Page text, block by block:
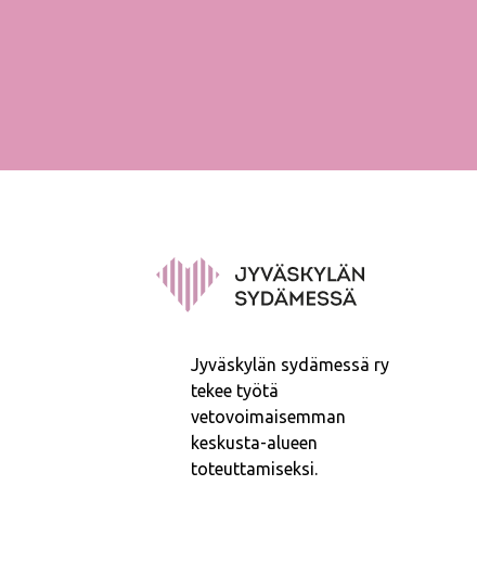
Jyväskylän sydämessä ry
tekee työtä
vetovoimaisemman
keskusta-alueen
toteuttamiseksi.